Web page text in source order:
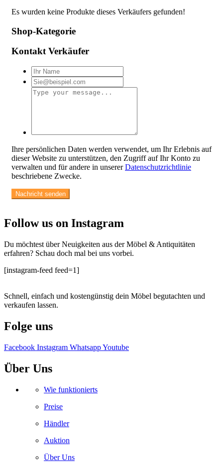
Es wurden keine Produkte dieses Verkäufers gefunden!
Shop-Kategorie
Kontakt Verkäufer
Ihre persönlichen Daten werden verwendet, um Ihr Erlebnis auf
dieser Website zu unterstützen, den Zugriff auf Ihr Konto zu
verwalten und für andere in unsererDatenschutzrichtlinie
beschriebene Zwecke.
Follow us on Instagram
Du möchtest über Neuigkeiten aus der Möbel & Antiquitäten
erfahren? Schau doch mal bei uns vorbei.
[instagram-feed feed=1]
Schnell, einfach und kostengünstig dein Möbel begutachten und
verkaufen lassen.
Folge uns
Facebook Instagram WhatsappYoutube
Über Uns
Wie funktionierts
Preise
Händler
Auktion
Über Uns